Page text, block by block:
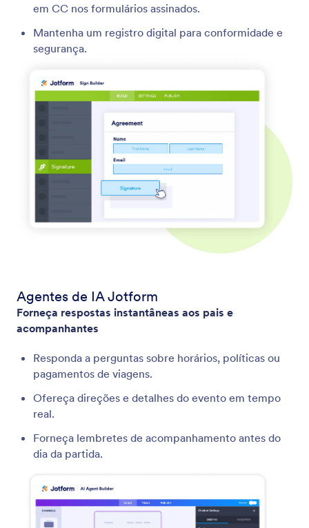
em CC nos formulários assinados.
Mantenha um registro digital para conformidade e
segurança.
Agentes de IA Jotform
Forneça respostas instantâneas aos pais e
acompanhantes
Responda a perguntas sobre horários, políticas ou
pagamentos de viagens.
Ofereça direções e detalhes do evento em tempo
real.
Forneça lembretes de acompanhamento antes do
dia da partida.